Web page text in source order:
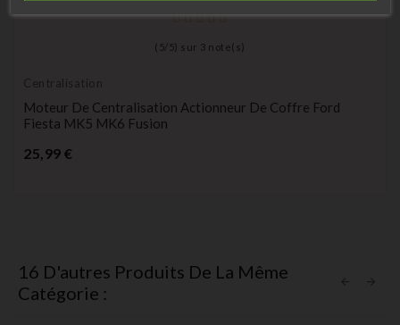
( 5/ 5) sur 3 note(s)
Centralisation
Moteur De Centralisation Actionneur De Coffre Ford
Fiesta MK5 MK6 Fusion
25,99 €
16 D'autres Produits De La Même
Catégorie :